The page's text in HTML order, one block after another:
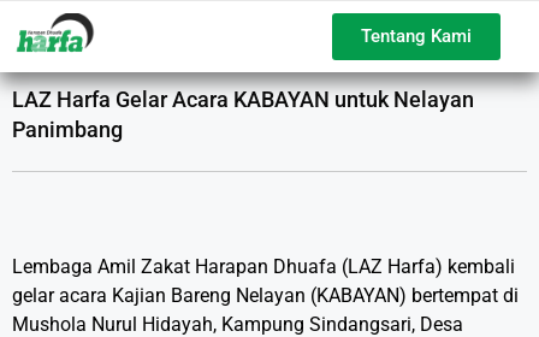
Tentang Kami
LAZ Harfa Gelar Acara KABAYAN untuk Nelayan
Panimbang
Lembaga Amil Zakat Harapan Dhuafa (LAZ Harfa) kembali
gelar acara Kajian Bareng Nelayan (KABAYAN) bertempat di
Mushola Nurul Hidayah, Kampung Sindangsari, Desa